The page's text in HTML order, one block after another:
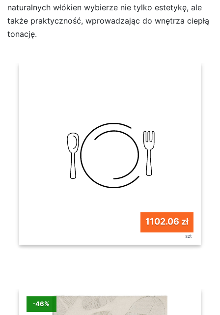
naturalnych włókien wybierze nie tylko estetykę, ale
także praktyczność, wprowadzając do wnętrza ciepłą
tonację.
1102.06 zł
szt
-46%